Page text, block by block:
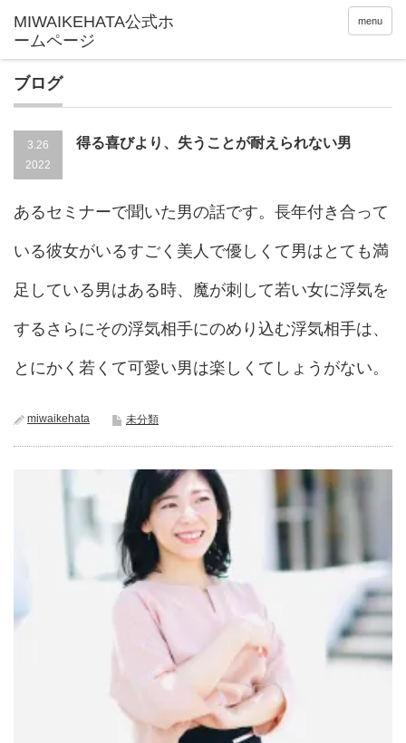
menu
ブログ
3.26
2022
得る喜びより、失うことが耐えられない男
あるセミナーで聞いた男の話です。長年付き合って
いる彼女がいるすごく美人で優しくて男はとても満
足している男はある時、魔が刺して若い女に浮気を
するさらにその浮気相手にのめり込む浮気相手は、
とにかく若くて可愛い男は楽しくてしょうがない。
miwaikehata 未分類